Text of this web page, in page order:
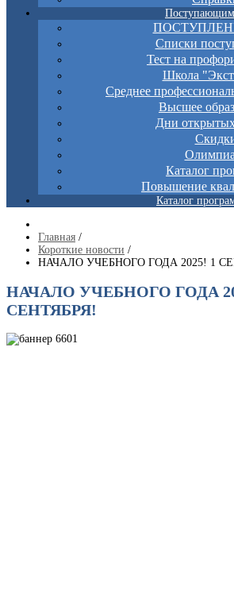
Поступающим
Списки
Тест на
Школа
Среднее
Высшее
Дни
Каталог
Повышение
Каталог
Главная /
Короткие новости /
НАЧАЛО УЧЕБНОГО ГОДА 2025! 1
НАЧАЛО УЧЕБНОГО ГОДА
СЕНТЯБРЯ!